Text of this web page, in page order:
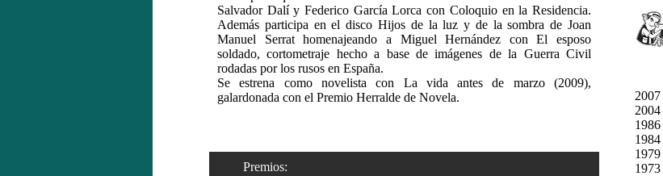
Salvador Dalí y Federico García Lorca con Coloquio en la Residencia.
Además participa en el disco Hijos de la luz y de la sombra de Joan
Manuel Serrat homenajeando a Miguel Hernández con El esposo
soldado, cortometraje hecho a base de imágenes de la Guerra Civil
rodadas por los rusos en España.
Se estrena como novelista con La vida antes de marzo (2009),
galardonada con el Premio Herralde de Novela.
Premios:
2007
2004
1986
1984
1979
1973